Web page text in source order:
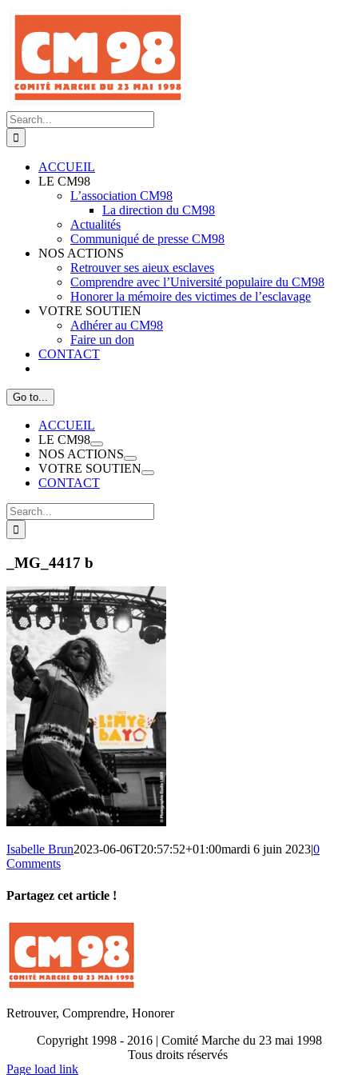
Skip
content
Search
for:
ACCUEIL
LE CM98
L’association CM98
La direction du CM98
Actualités
Communiqué de presse CM98
NOS ACTIONS
Retrouver ses aieux esclaves
Comprendre avec l’Université populaire du CM98
Honorer la mémoire des victimes de l’esclavage
VOTRE SOUTIEN
Adhérer au CM98
Faire un don
CONTACT
Go to...
ACCUEIL
LE CM98
NOS ACTIONS
VOTRE SOUTIEN
CONTACT
Search
for:
_MG_4417 b
Isabelle Brun2023-06-06T20:57:52+01:00mardi 6 juin 2023|0
Comments
Partagez cet article !
Facebook
X
Reddit
LinkedIn
WhatsApp
Telegram
Tumblr
Pinterest
Vk
Xing
Email
Retrouver, Comprendre, Honorer
Copyright 1998 - 2016 | Comité Marche du 23 mai 1998
Tous droits réservés
Toggle
Page load link